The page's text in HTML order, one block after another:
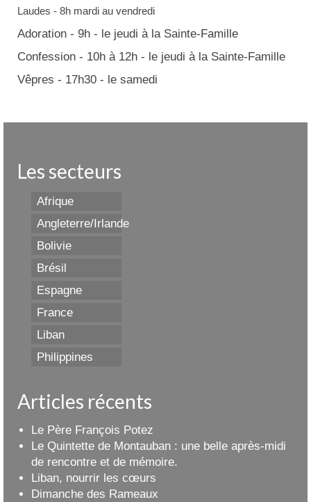
Laudes - 8h mardi au vendredi
Adoration - 9h - le jeudi à la Sainte-Famille
Confession - 10h à 12h - le jeudi à la Sainte-Famille
Vêpres - 17h30 - le samedi
Les secteurs
Afrique
Angleterre/Irlande
Bolivie
Brésil
Espagne
France
Liban
Philippines
Articles récents
Le Père François Potez
Le Quintette de Montauban : une belle après-midi
de rencontre et de mémoire.
Liban, nourrir les cœurs
Dimanche des Rameaux